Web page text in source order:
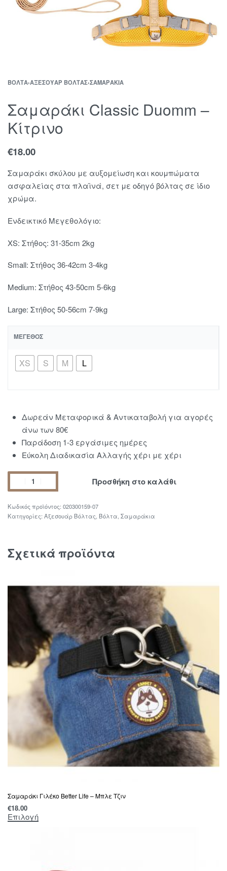
ΒΌΛΤΑ›ΑΞΕΣΟΥΆΡ ΒΌΛΤΑΣ›ΣΑΜΑΡΆΚΙΑ
Σαμαράκι Classic Duomm –
Κίτρινο
€18.00
Σαμαράκι σκύλου με αυξομείωση και κουμπώματα
ασφαλείας στα πλαϊνά, σετ με οδηγό βόλτας σε ίδιο
χρώμα.
Ενδεικτικό Μεγεθολόγιο:
XS: Στήθος: 31-35cm 2kg
Small: Στήθος 36-42cm 3-4kg
Μedium: Στήθος 43-50cm 5-6kg
Large: Στήθος 50-56cm 7-9kg
ΜΈΓΕΘΟΣ
XS S M L
Δωρεάν Μεταφορικά & Αντικαταβολή για αγορές
άνω των 80€
Παράδοση 1-3 εργάσιμες ημέρες
Εύκολη Διαδικασία Αλλαγής χέρι με χέρι
Προσθήκη στο καλάθι
020300159-07
Κατηγορίες: Αξεσουάρ Βόλτας Βόλτα Σαμαράκια
Σχετικά προϊόντα
Σαμαράκι Γιλέκο Better Life – Μπλε Τζιν
€18.00
Επιλογή